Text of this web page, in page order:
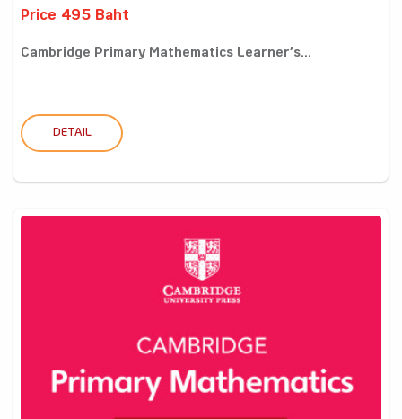
Price 495 Baht
Cambridge Primary Mathematics Learner’s...
DETAIL